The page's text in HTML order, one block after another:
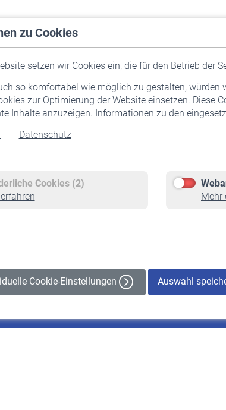
zu Cookies
setzen wir Cookies ein, die für den Betrieb der
so komfortabel wie möglich zu gestalten, würden
zur Optimierung der Website einsetzen. Diese
Inhalte anzuzeigen. Informationen zu den
Datenschutz
Cookies (2)
Mehr
Cookie-Einstellungen Auswahl
Staatliche Förderung
Rente